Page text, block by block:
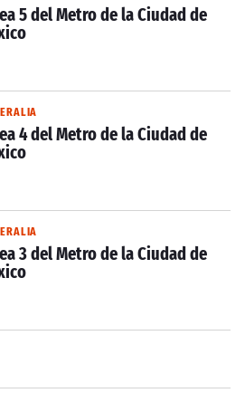
5 del Metro de la Ciudad de
4 del Metro de la Ciudad de
3 del Metro de la Ciudad de